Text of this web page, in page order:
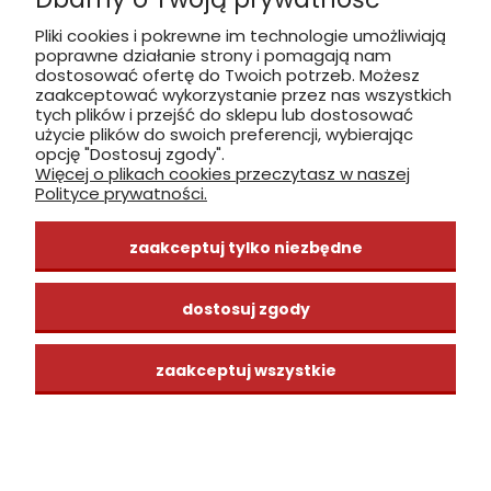
zobacz, jak dojechać
INFORMACJE
ZAKUPY
CENTRUM WIEDZY
Pliki cookies i pokrewne im technologie umożliwiają
poprawne działanie strony i pomagają nam
dostosować ofertę do Twoich potrzeb. Możesz
zaakceptować wykorzystanie przez nas wszystkich
tych plików i przejść do sklepu lub dostosować
użycie plików do swoich preferencji, wybierając
opcję "Dostosuj zgody".
Więcej o plikach cookies przeczytasz w naszej
Polityce prywatności.
zaakceptuj tylko niezbędne
dostosuj zgody
zaakceptuj wszystkie